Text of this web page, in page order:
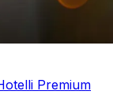
Premium